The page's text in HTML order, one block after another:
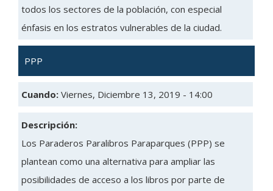
todos los sectores de la población, con especial
énfasis en los estratos vulnerables de la ciudad.
PPP
Cuando: Viernes, Diciembre 13, 2019 - 14:00
Descripción:
Los Paraderos Paralibros Paraparques (PPP) se
plantean como una alternativa para ampliar las
posibilidades de acceso a los libros por parte de